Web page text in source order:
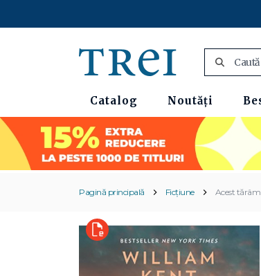
Catalog Noutăți
Pagină principală Ficțiune Acest